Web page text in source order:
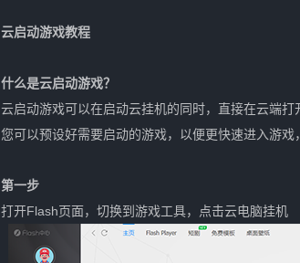
云启动游戏教程
什么是云启动游戏？
云启动游戏可以在启动云挂机的同时，直接在云端
您可以预设好需要启动的游戏，以便更快速进入游戏
第一步
打开Flash页面，切换到游戏工具，点击云电脑挂机